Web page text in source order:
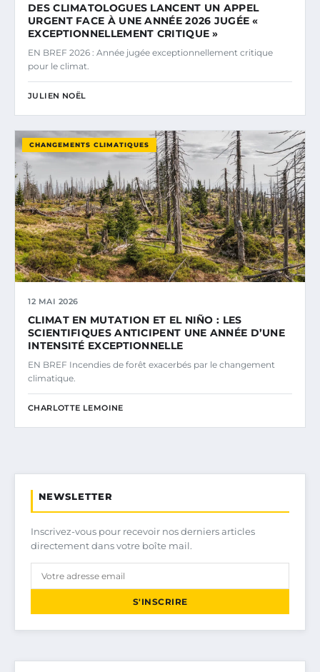
DES CLIMATOLOGUES LANCENT UN APPEL
URGENT FACE À UNE ANNÉE 2026 JUGÉE «
EXCEPTIONNELLEMENT CRITIQUE »
EN BREF 2026 : Année jugée exceptionnellement critique
pour le climat.
JULIEN NOËL
CHANGEMENTS CLIMATIQUES
12 MAI 2026
CLIMAT EN MUTATION ET EL NIÑO : LES
SCIENTIFIQUES ANTICIPENT UNE ANNÉE D’UNE
INTENSITÉ EXCEPTIONNELLE
EN BREF Incendies de forêt exacerbés par le changement
climatique.
CHARLOTTE LEMOINE
NEWSLETTER
Inscrivez-vous pour recevoir nos derniers articles
directement dans votre boîte mail.
S'INSCRIRE